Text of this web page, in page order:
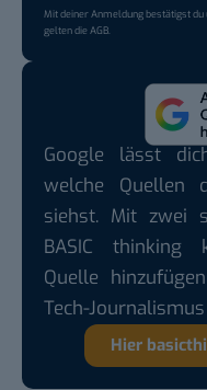
Mit deiner Anmeldung bestätigst du
gelten dieAGB.
Google lässt
welche Quellen
siehst. Mit zwei
BASIC thinking
Quelle
Tech-
Hier